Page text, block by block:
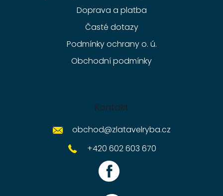
Doprava a platba
Časté dotazy
Podmínky ochrany o. ú.
Obchodní podmínky
Kontakt
obchod@zlatavelryba.cz
+420 602 603 670